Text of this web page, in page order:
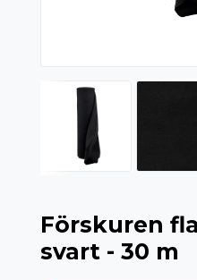
Förskuren
svart - 30 m